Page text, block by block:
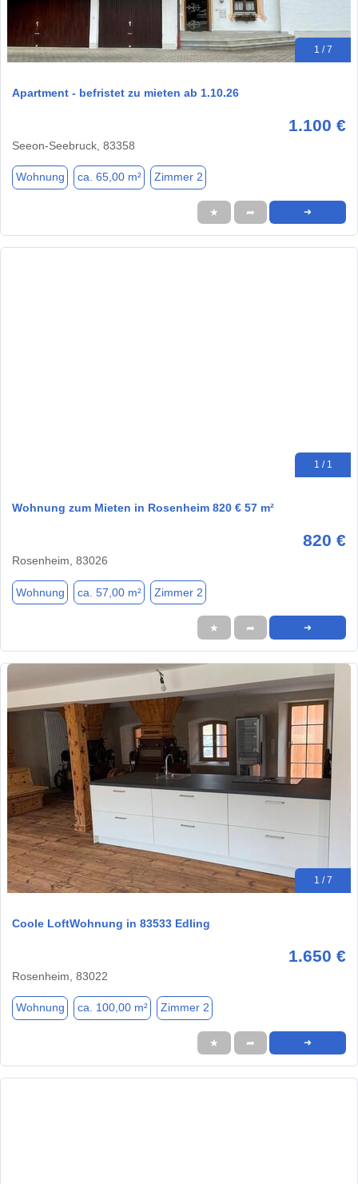
1 / 7
Apartment - befristet zu mieten ab 1.10.26
1.100 €
Seeon-Seebruck, 83358
Wohnung ca. 65,00 m² Zimmer 2
★ ➦ ➜
1 / 1
Wohnung zum Mieten in Rosenheim 820 € 57 m²
820 €
Rosenheim, 83026
Wohnung ca. 57,00 m² Zimmer 2
★ ➦ ➜
1 / 7
Coole LoftWohnung in 83533 Edling
1.650 €
Rosenheim, 83022
Wohnung ca. 100,00 m² Zimmer 2
★ ➦ ➜